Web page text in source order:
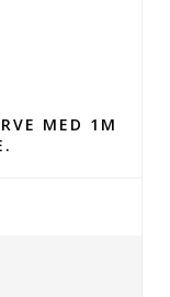
MED 1M